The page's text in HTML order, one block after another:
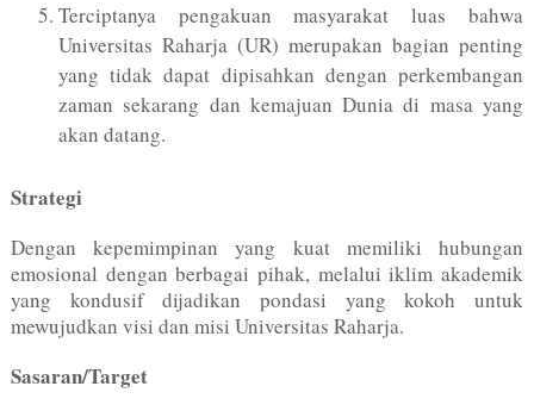
Terciptanya pengakuan masyarakat luas bahwa
Universitas Raharja (UR) merupakan bagian penting
yang tidak dapat dipisahkan dengan perkembangan
zaman sekarang dan kemajuan Dunia di masa yang
akan datang.
Strategi
Dengan kepemimpinan yang kuat memiliki hubungan
emosional dengan berbagai pihak, melalui iklim akademik
yang kondusif dijadikan pondasi yang kokoh untuk
mewujudkan visi dan misi Universitas Raharja.
Sasaran/Target